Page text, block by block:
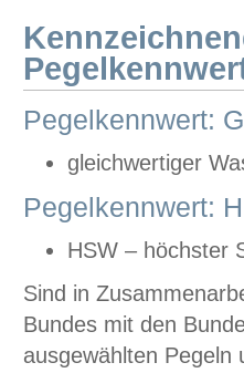
Pegelkennwert:
gleichwertiger
Pegelkennwert:
HSW – höchster
Sind in
Bundes mit den
ausgewählten